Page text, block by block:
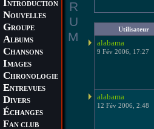
INTRODUCTION
NOUVELLES
GROUPE
ALBUMS
CHANSONS
IMAGES
CHRONOLOGIE
ENTREVUES
DIVERS
ÉCHANGES
FAN CLUB
R
U
M
Utilisateur
alabama
9 Fév 2006, 17:27
alabama
12 Fév 2006, 2:48